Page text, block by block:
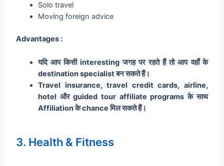
Solo travel
Moving foreign advice
Advantages :
यदि आप किसी interesting जगह पर रहते हैं तो आप वहाँ के
destination specialist बन सकते हैं।
Travel insurance, travel credit cards, airline,
hotel और guided tour affiliate programs के साथ
Affiliation के chance मिल सकते हैं।
3. Health & Fitness